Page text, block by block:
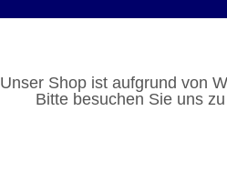
Unser Shop ist aufgrund von
Bitte besuchen Sie uns